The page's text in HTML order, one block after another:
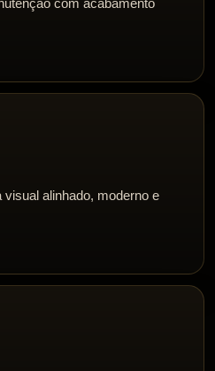
com acabamento
alinhado, moderno e